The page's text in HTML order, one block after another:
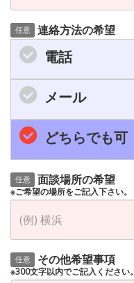
任意 連絡方法の希望
電話
メール
どちらでも可
任意 面談場所の希望
※ご希望の場所をご記入下さい。
任意 その他希望事項
※300文字以内でご記入ください。